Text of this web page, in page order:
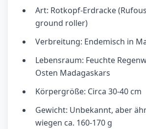
Art: Rotkopf-Erdracke
ground roller)
Verbreitung: Endemisch in
Lebensraum: Feuchte
Osten Madagaskars
Körpergröße: Circa 30-40 cm
Gewicht: Unbekannt, aber
wiegen ca. 160-170 g